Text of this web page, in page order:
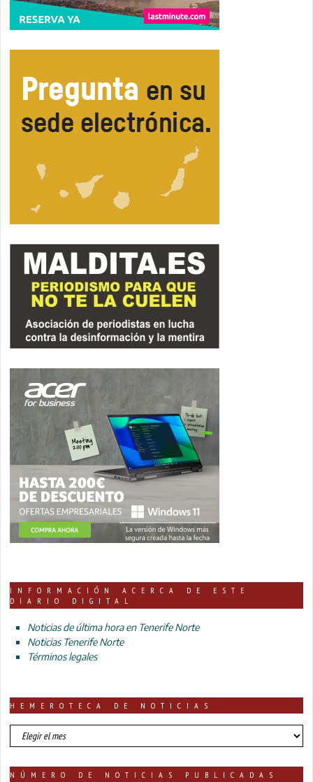
INFORMACIÓN ACERCA DE ESTE
DIARIO DIGITAL
Noticias de última hora en Tenerife Norte
Noticias Tenerife Norte
Términos legales
HEMEROTECA DE NOTICIAS
HEMEROTECA
DE
NÚMERO DE NOTICIAS PUBLICADAS